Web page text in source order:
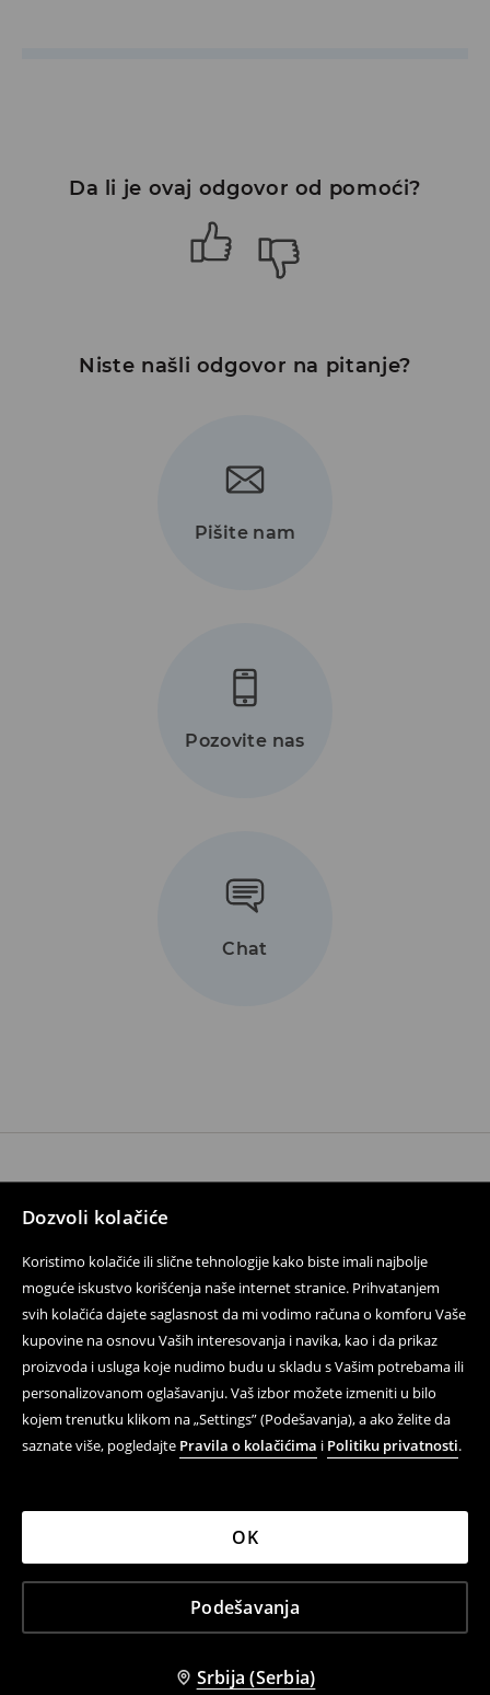
Dozvoli kolačiće
Koristimo kolačiće ili slične tehnologije kako biste imali najbolje
moguće iskustvo korišćenja naše internet stranice. Prihvatanjem
svih kolačića dajete saglasnost da mi vodimo računa o komforu Vaše
kupovine na osnovu Vaših interesovanja i navika, kao i da prikaz
proizvoda i usluga koje nudimo budu u skladu s Vašim potrebama ili
personalizovanom oglašavanju. Vaš izbor možete izmeniti u bilo
kojem trenutku klikom na „Settings” (Podešavanja), a ako želite da
saznate više, pogledajte Pravila o kolačićima i Politiku privatnosti.
Podešavanja
OK
Srbija (Serbia)
Da li je ovaj odgovor od pomoći?
Niste našli odgovor na pitanje?
Pišite nam
Pozovite nas
Chat
Pratite nas
Pomoć i kontakt
Uslovi korišćenja
Politika privatnosti
LPP
LPP Serbia d.o.o., Milentija Popovića 5a, 11070 Belgrade,
Grad Beograd - Serbia; Matični broj: 21251925, PIB:
109839118
Sva prava zadržana